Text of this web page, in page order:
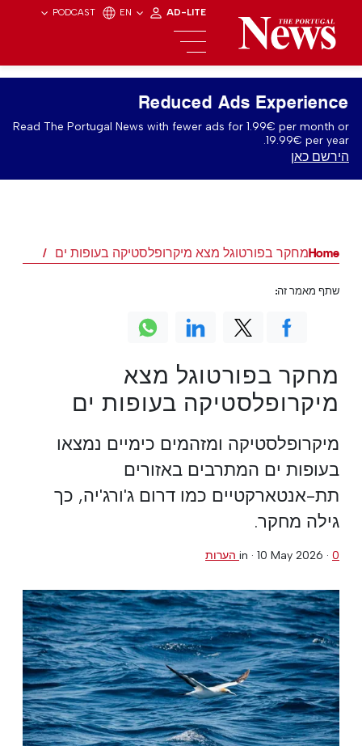
PODCAST EN AD-LITE
Reduced Ads Experience
Read The Portugal News with fewer ads for 1.99€ per month or
19.99€ per year.
הירשם כאן
Homeמחקר בפורטוגל מצא מיקרופלסטיקה בעופות ים
מחקר בפורטוגל מצא
מיקרופלסטיקה בעופות ים
מיקרופלסטיקה ומזהמים כימיים נמצאו
בעופות ים המתרבים באזורים
תת-אנטארקטיים כמו דרום ג'ורג'יה, כך
גילה מחקר.
in · 10 May 2026 · 0 הערות
שתף מאמר זה: